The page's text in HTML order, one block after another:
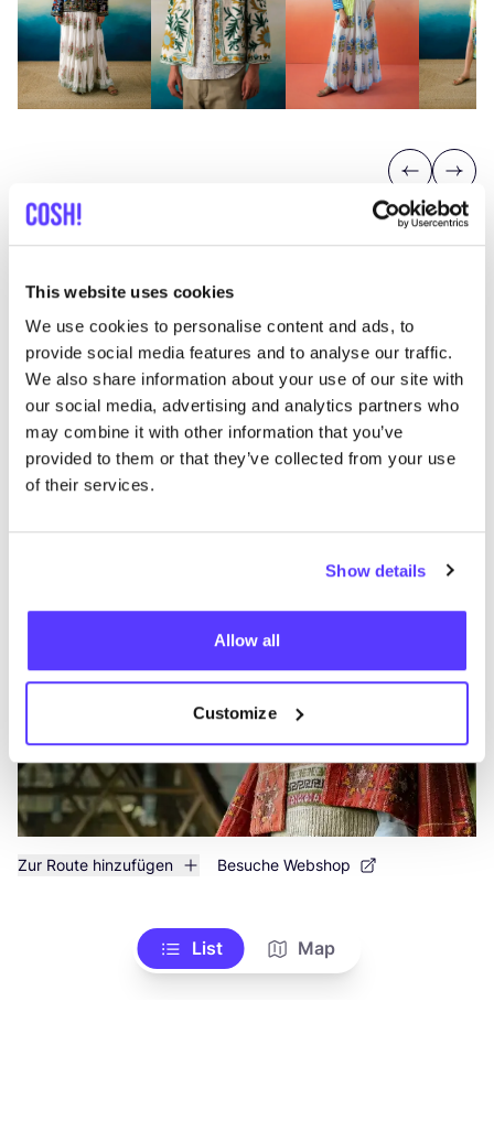
This website uses cookies
We use cookies to personalise content and ads, to
provide social media features and to analyse our traffic.
We also share information about your use of our site with
our social media, advertising and analytics partners who
may combine it with other information that you’ve
provided to them or that they’ve collected from your use
of their services.
Show details
Allow all
Customize
Previous
Next
Entdecke, wo Du Charkha
&Loom einkaufen kannst
Kleidung Accessoires
Zur Route hinzufügen Besuche Webshop
List Map